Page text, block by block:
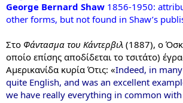
George Bernard Shaw 1856-1950:
other forms, but not found in Shaw’s
Στο Φάντασμα του Κάντερβιλ (1887), ο
οποίο επίσης αποδίδεται το τσιτάτο)
Αμερικανίδα κυρία Ότις: «Indeed, in
quite English, and was an excellent
we have really everything in common